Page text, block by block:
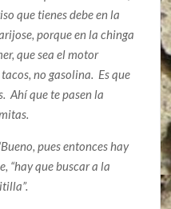
que tienes debe en la
porque en la chinga
que sea el motor
no gasolina. Es que
Ahí que te pasen la
pues entonces hay
“hay que buscar a la